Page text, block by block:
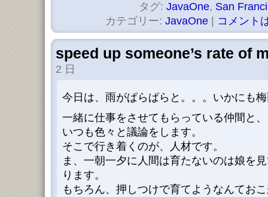
タグ: JavaOne, San
カテゴリー: JavaOne コメント
speed up someone’s rate of
2 日
今日は、雨がぱらぱらと。。。いかにも
一緒に仕事をさせてもらっている仲間と、
いつも色々と議論をします。
そこで行き着くのが、人材です。
ま、一朝一夕に人間は育たないのは娘を
ります。
もちろん、押しつけで育てようなんてお